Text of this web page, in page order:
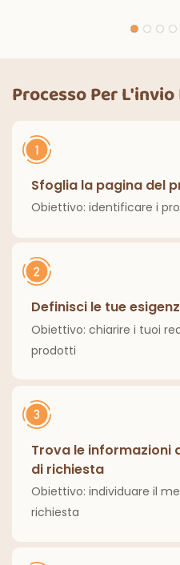
decorazioni per
cucina, decorazioni
per la casa
Processo Per
Sfoglia la pagina del
Obiettivo: identificare i
Definisci le tue
Obiettivo: chiarire i tuoi
prodotti
Trova le informazioni
di richiesta
Obiettivo: individuare il
richiesta